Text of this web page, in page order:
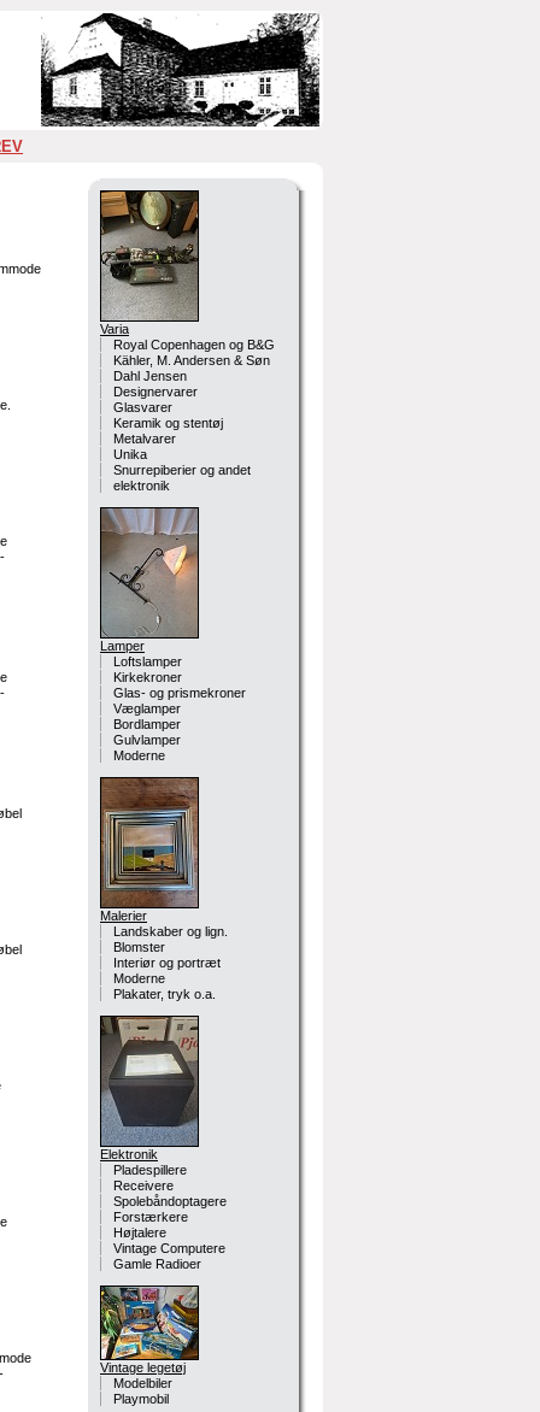
Varia
Royal Copenhagen og B&G
Kähler, M. Andersen & Søn
Dahl Jensen
Designervarer
Glasvarer
Keramik og stentøj
Metalvarer
Unika
Snurrepiberier og andet
elektronik
Lamper
Loftslamper
Kirkekroner
Glas- og prismekroner
Væglamper
Bordlamper
Gulvlamper
Moderne
Malerier
Landskaber og lign.
Blomster
Interiør og portræt
Moderne
Plakater, tryk o.a.
Elektronik
Pladespillere
Receivere
Spolebåndoptagere
Forstærkere
Højtalere
Vintage Computere
Gamle Radioer
Vintage legetøj
Modelbiler
Playmobil